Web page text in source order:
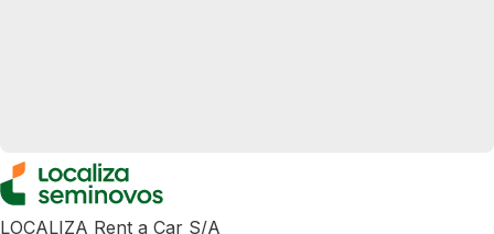
LOCALIZA Rent a Car S/A